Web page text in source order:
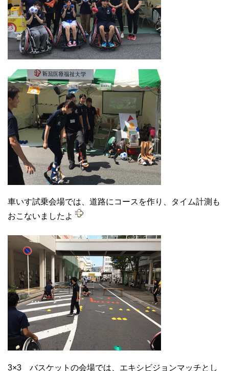
車いす試乗会場では、道路にコースを作り、タイム計測も
おこないましたよ
3×3 バスケットの会場では、エキシビジョンマッチとし